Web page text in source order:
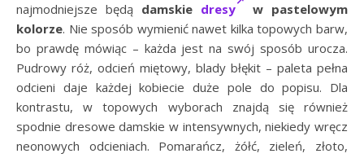
najmodniejsze będą damskie dresy
w pastelowym
kolorze. Nie sposób wymienić nawet kilka topowych barw,
bo prawdę mówiąc – każda jest na swój sposób urocza.
Pudrowy róż, odcień miętowy, blady błękit – paleta pełna
odcieni daje każdej kobiecie duże pole do popisu. Dla
kontrastu, w topowych wyborach znajdą się również
spodnie dresowe damskie w intensywnych, niekiedy wręcz
neonowych odcieniach. Pomarańcz, żółć, zieleń, złoto,